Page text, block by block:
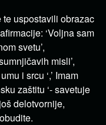
uspostavili obrazac
‘Voljna sam
svetu’,
misli’,
i srcu ‘,’ Imam
zaštitu ‘- savetuje
delotvornije,